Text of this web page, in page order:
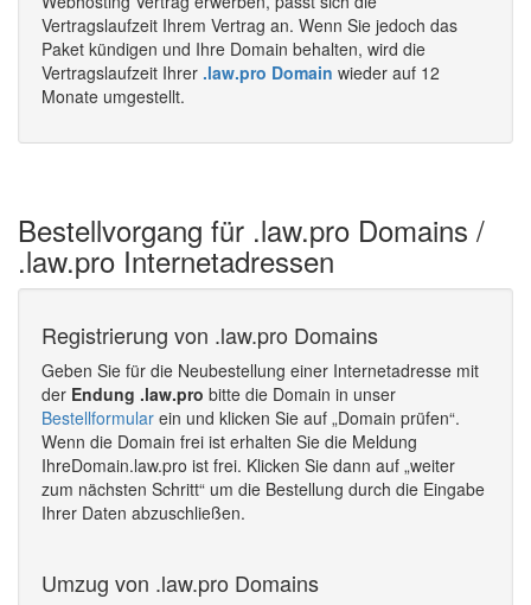
Vertragslaufzeit Ihrem Vertrag an. Wenn Sie jedoch das
Paket kündigen und Ihre Domain behalten, wird die
Vertragslaufzeit Ihrer .law.pro Domain wieder auf 12
Monate umgestellt.
Bestellvorgang für .law.pro Domains /
.law.pro Internetadressen
Registrierung von .law.pro Domains
Geben Sie für die Neubestellung einer Internetadresse mit
der Endung .law.pro bitte die Domain in unser
Bestellformular ein und klicken Sie auf „Domain prüfen“.
Wenn die Domain frei ist erhalten Sie die Meldung
IhreDomain.law.pro ist frei. Klicken Sie dann auf „weiter
zum nächsten Schritt“ um die Bestellung durch die Eingabe
Ihrer Daten abzuschließen.
Umzug von .law.pro Domains